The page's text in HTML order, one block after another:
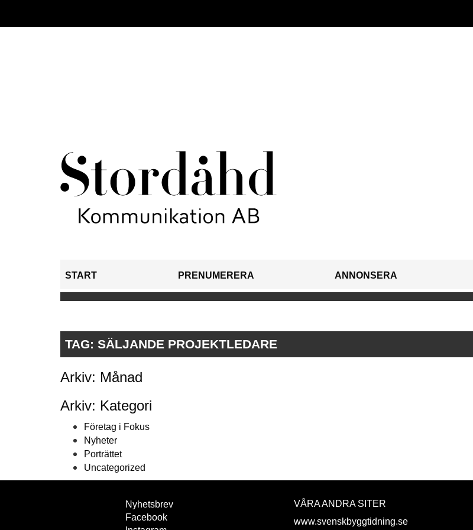
START PRENUMERERA ANNONSERA
TAG: SÄLJANDE PROJEKTLEDARE
Arkiv: Månad
Arkiv: Kategori
Företag i Fokus
Nyheter
Porträttet
Uncategorized
Nyhetsbrev
Facebook
VÅRA ANDRA SITER
www.svenskbyggtidning.se